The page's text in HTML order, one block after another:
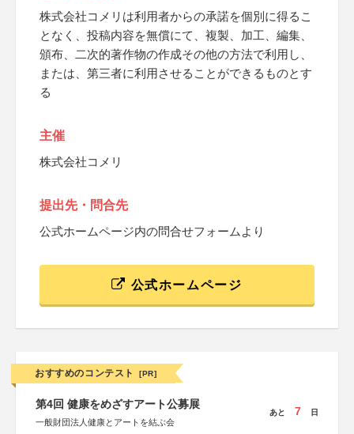
株式会社コメリは利用者からの承諾を個別に得るこ
となく、投稿内容を無償にて、複製、加工、編集、
頒布、二次的著作物の作成その他の方法で利用し、
または、第三者に利用させることができるものとす
る
主催
株式会社コメリ
提出先・問合先
公式ホームページ内の問合せフォームより
公式ホームページ
おすすめのコンテスト [PR]
第4回 健康をめざすアート公募展
一般財団法人健康とアートを結ぶ会
あと 7 日